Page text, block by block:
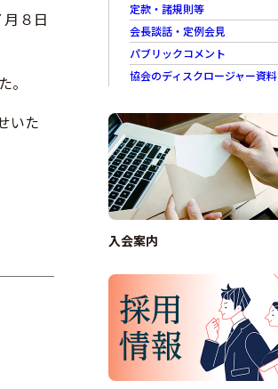
８日
いた
定款・諸規則等
会長談話・定例会見
パブリックコメント
協会のディスクロージャー資料
入会案内